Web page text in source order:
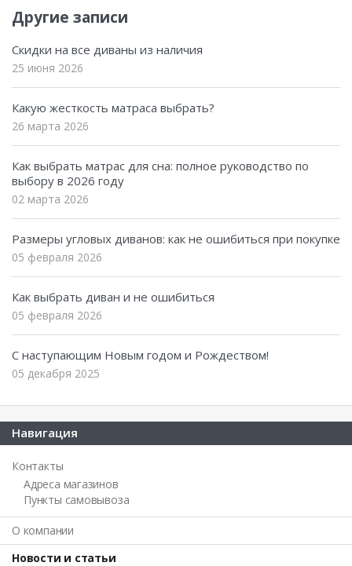
Другие записи
Скидки на все диваны из наличия
25 июня 2026
Какую жесткость матраса выбрать?
26 марта 2026
Как выбрать матрас для сна: полное руководство по
выбору в 2026 году
02 марта 2026
Размеры угловых диванов: как не ошибиться при покупке
05 февраля 2026
Как выбрать диван и не ошибиться
05 февраля 2026
С наступающим Новым годом и Рождеством!
05 декабря 2025
Навигация
Контакты
Адреса магазинов
Пункты самовывоза
О компании
Новости и статьи